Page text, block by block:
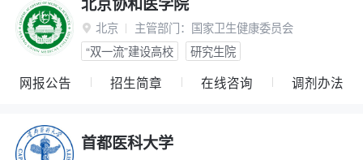
 北京 主管部门： 国家卫生健康委员会
“双一流”建设高校
研究生院
网报公告 招生简章 在线咨询 调剂办法
首都医科大学